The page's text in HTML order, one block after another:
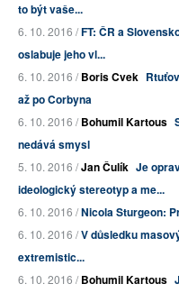
to být vaše...
6. 10. 2016 /FT: ČR a
oslabuje jeho vl...
6. 10. 2016 /Boris Cvek
až po Corbyna
6. 10. 2016 /Bohumil Kartous
nedává smysl
5. 10. 2016 /Jan Čulík Je
ideologický stereotyp a me...
6. 10. 2016 /Nicola Sturgeon:
6. 10. 2016 /V důsledku
extremistic...
6. 10. 2016 /Bohumil Kartous